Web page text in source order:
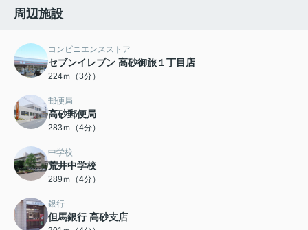
周辺施設
コンビニエンスストア
セブンイレブン 高砂御旅１丁目店
224ｍ（3分）
郵便局
高砂郵便局
283ｍ（4分）
中学校
荒井中学校
289ｍ（4分）
銀行
但馬銀行 高砂支店